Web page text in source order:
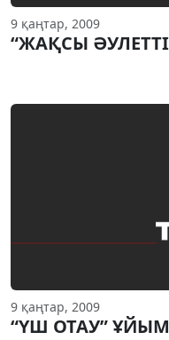
9 қаңтар, 2009
“ЖАҚСЫ
9 қаңтар, 2009
“ҮШ ОТАУ”